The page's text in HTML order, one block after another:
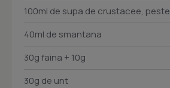
100ml de supa de crustacee, peste
40ml de smantana
30g faina + 10g
30g de unt